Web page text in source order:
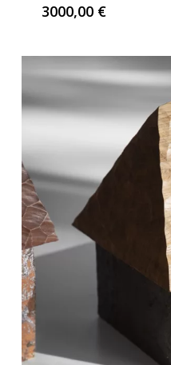
3000,00 €